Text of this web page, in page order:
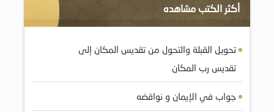
أكثر الكتب مشاهده
تحويل القبلة والتحول من تقديس المكان إلى
تقديس رب المكان
جواب في الإيمان و نواقضه